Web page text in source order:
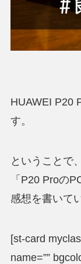
HUAWEI P20
す。
ということで
「P20 Proの
感想を書いて
[st-card
name=””